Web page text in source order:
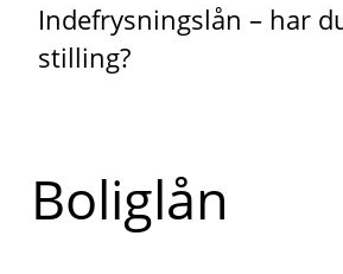
Indefrysningslån – har
stilling?
Boliglån